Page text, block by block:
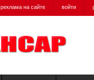
реклама на сайте войти